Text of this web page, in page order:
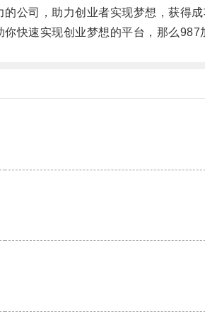
公司，助力创业者实现梦想，获得成
速实现创业梦想的平台，那么987